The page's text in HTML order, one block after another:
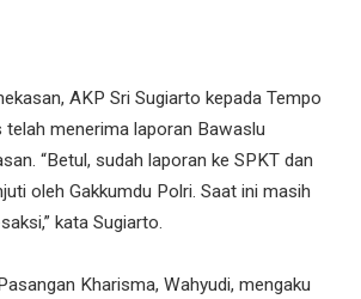
AKP Sri Sugiarto kepada Tempo
menerima laporan Bawaslu
“Betul, sudah laporan ke SPKT dan
oleh Gakkumdu Polri. Saat ini masih
kata Sugiarto.
Kharisma, Wahyudi, mengaku